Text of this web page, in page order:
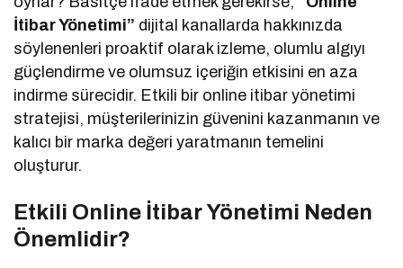
İtibar Yönetimi” dijital kanallarda hakkınızda
söylenenleri proaktif olarak izleme, olumlu algıyı
güçlendirme ve olumsuz içeriğin etkisini en aza
indirme sürecidir. Etkili bir online itibar yönetimi
stratejisi, müşterilerinizin güvenini kazanmanın ve
kalıcı bir marka değeri yaratmanın temelini
oluşturur.
Etkili Online İtibar Yönetimi Neden
Önemlidir?